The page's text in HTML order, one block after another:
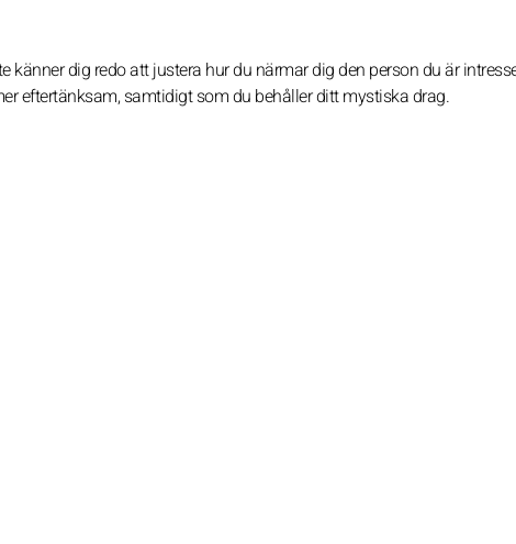
dig redo att justera hur du närmar dig den person du är
eftertänksam, samtidigt som du behåller ditt mystiska drag.